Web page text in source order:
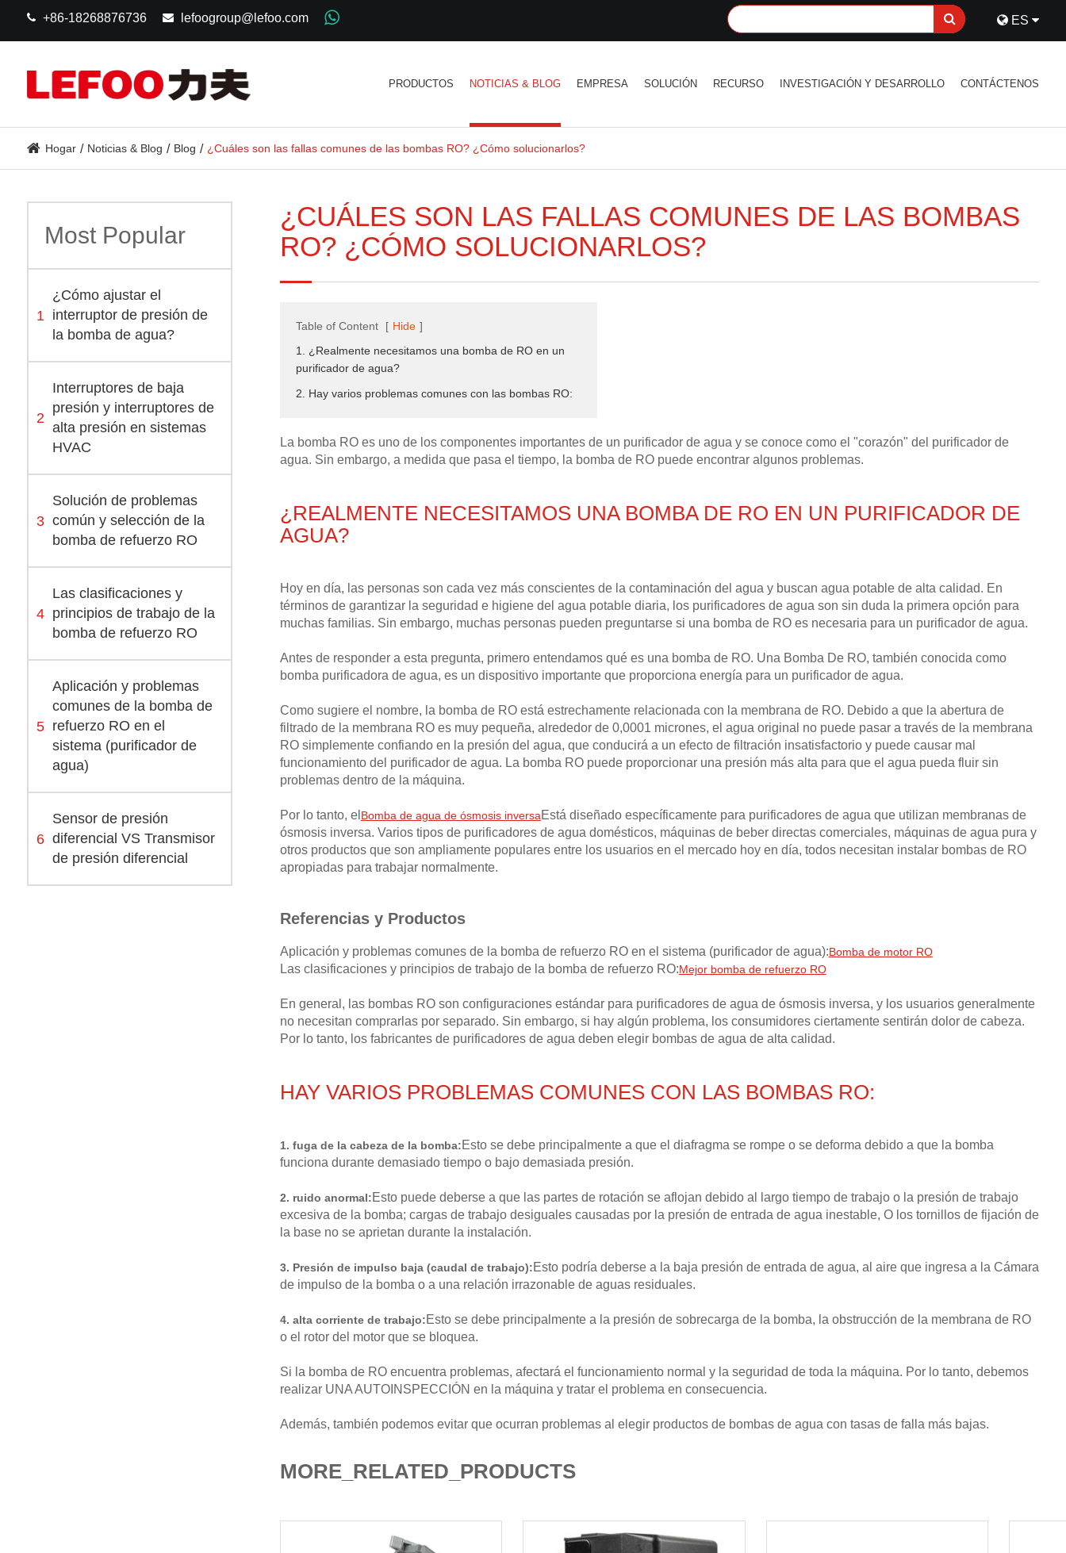
+86-18268876736 lefoogroup@lefoo.com ES
PRODUCTOS NOTICIAS & BLOG EMPRESA SOLUCIÓN RECURSO INVESTIGACIÓN Y DESARROLLO CONTÁCTENOS
Hogar Noticias & Blog Blog ¿Cuáles son las fallas comunes de las bombas RO? ¿Cómo solucionarlos?
Most Popular
1
¿Cómo ajustar el
interruptor de presión de
la bomba de agua?
2
Interruptores de baja
presión y interruptores de
alta presión en sistemas
HVAC
3
Solución de problemas
común y selección de la
bomba de refuerzo RO
4
Las clasificaciones y
principios de trabajo de la
bomba de refuerzo RO
5
Aplicación y problemas
comunes de la bomba de
refuerzo RO en el
sistema (purificador de
agua)
6
Sensor de presión
diferencial VS Transmisor
de presión diferencial
¿CUÁLES SON LAS FALLAS COMUNES DE LAS BOMBAS
RO? ¿CÓMO SOLUCIONARLOS?
Table of Content [ Hide ]
1. ¿Realmente necesitamos una bomba de RO en un
purificador de agua?
2. Hay varios problemas comunes con las bombas RO:
La bomba RO es uno de los componentes importantes de un purificador de agua y se conoce como el "corazón" del purificador de
agua. Sin embargo, a medida que pasa el tiempo, la bomba de RO puede encontrar algunos problemas.
¿REALMENTE NECESITAMOS UNA BOMBA DE RO EN UN PURIFICADOR DE
AGUA?
Hoy en día, las personas son cada vez más conscientes de la contaminación del agua y buscan agua potable de alta calidad. En
términos de garantizar la seguridad e higiene del agua potable diaria, los purificadores de agua son sin duda la primera opción para
muchas familias. Sin embargo, muchas personas pueden preguntarse si una bomba de RO es necesaria para un purificador de agua.
Antes de responder a esta pregunta, primero entendamos qué es una bomba de RO. Una Bomba De RO, también conocida como
bomba purificadora de agua, es un dispositivo importante que proporciona energía para un purificador de agua.
Como sugiere el nombre, la bomba de RO está estrechamente relacionada con la membrana de RO. Debido a que la abertura de
filtrado de la membrana RO es muy pequeña, alrededor de 0,0001 micrones, el agua original no puede pasar a través de la membrana
RO simplemente confiando en la presión del agua, que conducirá a un efecto de filtración insatisfactorio y puede causar mal
funcionamiento del purificador de agua. La bomba RO puede proporcionar una presión más alta para que el agua pueda fluir sin
problemas dentro de la máquina.
Por lo tanto, el Bomba de agua de ósmosis inversaEstá diseñado específicamente para purificadores de agua que utilizan membranas de
ósmosis inversa. Varios tipos de purificadores de agua domésticos, máquinas de beber directas comerciales, máquinas de agua pura y
otros productos que son ampliamente populares entre los usuarios en el mercado hoy en día, todos necesitan instalar bombas de RO
apropiadas para trabajar normalmente.
Referencias y Productos
Aplicación y problemas comunes de la bomba de refuerzo RO en el sistema (purificador de agua):Bomba de motor RO
Las clasificaciones y principios de trabajo de la bomba de refuerzo RO:Mejor bomba de refuerzo RO
En general, las bombas RO son configuraciones estándar para purificadores de agua de ósmosis inversa, y los usuarios generalmente
no necesitan comprarlas por separado. Sin embargo, si hay algún problema, los consumidores ciertamente sentirán dolor de cabeza.
Por lo tanto, los fabricantes de purificadores de agua deben elegir bombas de agua de alta calidad.
HAY VARIOS PROBLEMAS COMUNES CON LAS BOMBAS RO:
1. fuga de la cabeza de la bomba:Esto se debe principalmente a que el diafragma se rompe o se deforma debido a que la bomba
funciona durante demasiado tiempo o bajo demasiada presión.
2. ruido anormal:Esto puede deberse a que las partes de rotación se aflojan debido al largo tiempo de trabajo o la presión de trabajo
excesiva de la bomba; cargas de trabajo desiguales causadas por la presión de entrada de agua inestable, O los tornillos de fijación de
la base no se aprietan durante la instalación.
3. Presión de impulso baja (caudal de trabajo):Esto podría deberse a la baja presión de entrada de agua, al aire que ingresa a la Cámara
de impulso de la bomba o a una relación irrazonable de aguas residuales.
4. alta corriente de trabajo:Esto se debe principalmente a la presión de sobrecarga de la bomba, la obstrucción de la membrana de RO
o el rotor del motor que se bloquea.
Si la bomba de RO encuentra problemas, afectará el funcionamiento normal y la seguridad de toda la máquina. Por lo tanto, debemos
realizar UNA AUTOINSPECCIÓN en la máquina y tratar el problema en consecuencia.
Además, también podemos evitar que ocurran problemas al elegir productos de bombas de agua con tasas de falla más bajas.
MORE_RELATED_PRODUCTS